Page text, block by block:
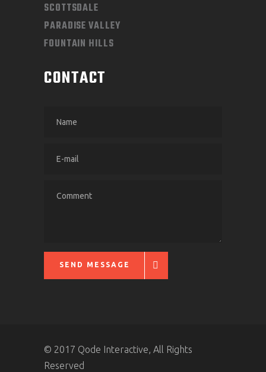
SCOTTSDALE
PARADISE VALLEY
FOUNTAIN HILLS
CONTACT
SEND MESSAGE
© 2017 Qode Interactive, All Rights
Reserved